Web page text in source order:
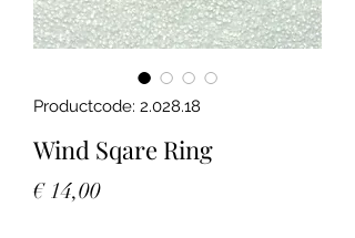
Productcode: 2.028.18
Wind Sqare Ring
€ 14,00Prijs